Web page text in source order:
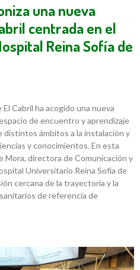
una nueva
centrada en el
Reina Sofía de
Cabril ha acogido una nueva
de encuentro y aprendizaje
distintos ámbitos a la instalación y
y conocimientos. En esta
Mora, directora de Comunicación y
Universitario Reina Sofía de
cercana de la trayectoria y la
de referencia de